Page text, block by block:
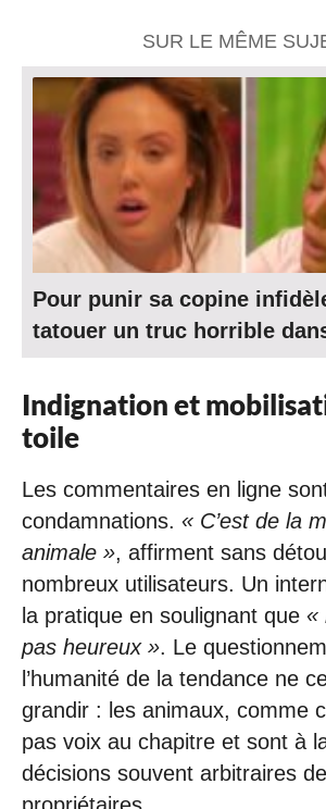
SUR LE MÊME
Pour punir sa copine
tatouer un truc horrible
Indignation et
toile
Les commentaires en ligne
condamnations. « C’est de la
animale », affirment sans
nombreux utilisateurs. Un
la pratique en soulignant que «
pas heureux ». Le
l’humanité de la tendance ne
grandir : les animaux, comme
pas voix au chapitre et sont à
décisions souvent arbitraires